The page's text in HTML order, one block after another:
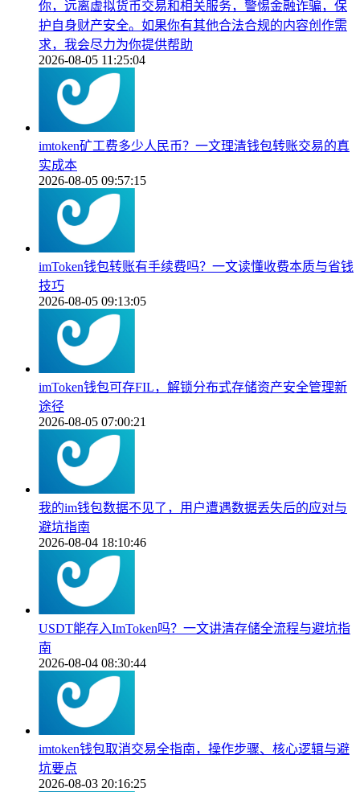
你，远离虚拟货币交易和相关服务，警惕金融诈骗，保
护自身财产安全。如果你有其他合法合规的内容创作需
求，我会尽力为你提供帮助
2026-08-05 11:25:04
imtoken矿工费多少人民币？一文理清钱包转账交易的真
实成本
2026-08-05 09:57:15
imToken钱包转账有手续费吗？一文读懂收费本质与省钱
技巧
2026-08-05 09:13:05
imToken钱包可存FIL，解锁分布式存储资产安全管理新
途径
2026-08-05 07:00:21
我的im钱包数据不见了，用户遭遇数据丢失后的应对与
避坑指南
2026-08-04 18:10:46
USDT能存入ImToken吗？一文讲清存储全流程与避坑指
南
2026-08-04 08:30:44
imtoken钱包取消交易全指南，操作步骤、核心逻辑与避
坑要点
2026-08-03 20:16:25